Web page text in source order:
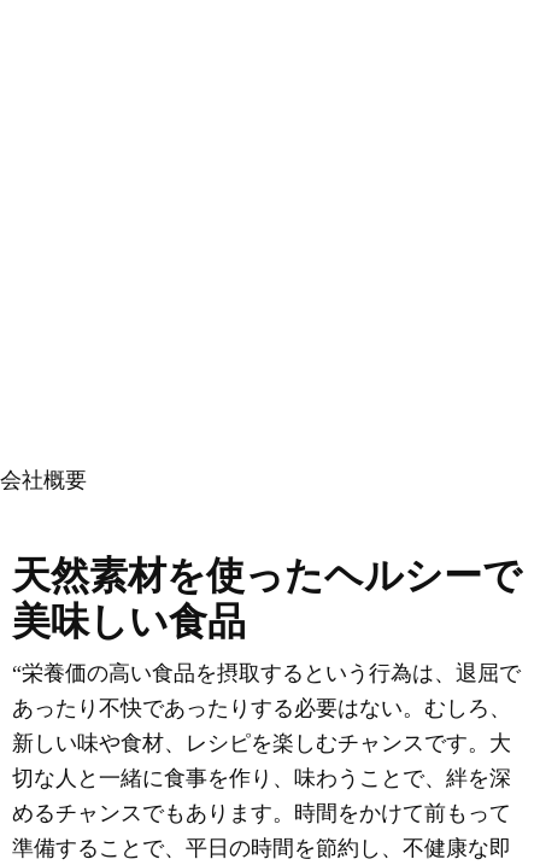
会社概要
天然素材を使ったヘルシーで
美味しい食品
“栄養価の高い食品を摂取するという行為は、退屈で
あったり不快であったりする必要はない。むしろ、
新しい味や食材、レシピを楽しむチャンスです。大
切な人と一緒に食事を作り、味わうことで、絆を深
めるチャンスでもあります。時間をかけて前もって
準備することで、平日の時間を節約し、不健康な即